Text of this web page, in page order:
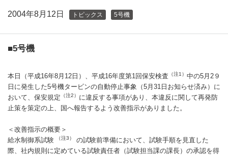
2004年8月12日 トピックス 5号機
■5号機
本日（平成16年8月12日）、平成16年度第1回保安検査 （注1） 中の5月2９
日に発生した5号機タービンの自動停止事象（5月31日お知らせ済み）に
おいて、保安規定 （注2） に違反する事項があり、本違反に関して再発防
止策を策定の上、国へ報告するよう改善指示がありました。
＜改善指示の概要＞
給水制御系試験
（注3）
の試験前準備において、試験手順を見直した
際、社内規則に定めている試験責任者（試験担当課の課長）の承認を得